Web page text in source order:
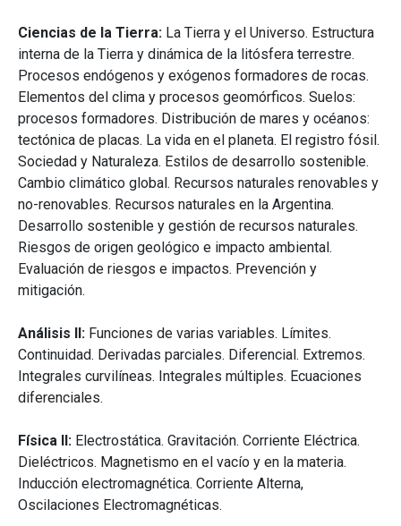
Ciencias de la Tierra: La Tierra y el Universo. Estructura
interna de la Tierra y dinámica de la litósfera terrestre.
Procesos endógenos y exógenos formadores de rocas.
Elementos del clima y procesos geomórficos. Suelos:
procesos formadores. Distribución de mares y océanos:
tectónica de placas. La vida en el planeta. El registro fósil.
Sociedad y Naturaleza. Estilos de desarrollo sostenible.
Cambio climático global. Recursos naturales renovables y
no-renovables. Recursos naturales en la Argentina.
Desarrollo sostenible y gestión de recursos naturales.
Riesgos de origen geológico e impacto ambiental.
Evaluación de riesgos e impactos. Prevención y
mitigación.
Análisis II: Funciones de varias variables. Límites.
Continuidad. Derivadas parciales. Diferencial. Extremos.
Integrales curvilíneas. Integrales múltiples. Ecuaciones
diferenciales.
Física II: Electrostática. Gravitación. Corriente Eléctrica.
Dieléctricos. Magnetismo en el vacío y en la materia.
Inducción electromagnética. Corriente Alterna,
Oscilaciones Electromagnéticas.